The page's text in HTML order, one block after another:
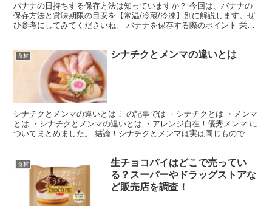
バナナの日持ちする保存方法は知っていますか？ 今回は、バナナの
保存方法と賞味期限の目安を【常温/冷蔵/冷凍】別に解説します。ぜ
ひ参考にしてみてくださいね。 バナナを保存する際のポイント 栄養
食材 シナチクとメンマの違いとは
シナチクとメンマの違いとは この記事では ・シナチクとは ・メンマ
とは ・シナチクとメンマの違いとは ・アレンジ自在！優秀メンマ に
ついてまとめました。 結論！シナチクとメンマは実は同じものでし
食材
生チョコパイはどこで売ってい
る？スーパーやドラッグストアな
ど販売店を調査！